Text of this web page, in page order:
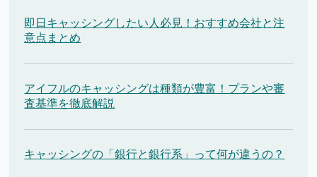
即日キャッシングしたい人必見！おすすめ会社と注
意点まとめ
アイフルのキャッシングは種類が豊富！プランや審
査基準を徹底解説
キャッシングの「銀行と銀行系」って何が違うの？